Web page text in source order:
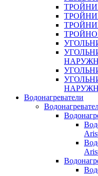
ТРОЙНИК
Водонагреватели